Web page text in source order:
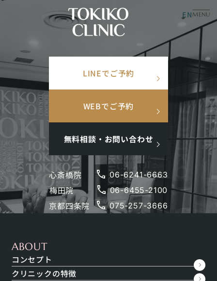
キ
プ
美容皮膚科× 美容内科 ENMENU
LINEでご予約
WEBでご予約
無料相談・お問い合わせ
心斎橋院 phone 06-6241-6663
梅田院 phone 06-6455-2100
京都四条院 phone 075-257-3666
ABOUT
コンセプト
クリニックの特徴
検索ワード
索
search
人気ワード
#美肌 #インナーケア#アンチエイジング#点滴
#ホルモン補充 #メンズ肌 #ニキビ跡
閉じる
美容コラム
美容の専門家であるトキコクリニックのドクターが発
信するコラムです。
さまざまな美容のお悩みに対する知識や美容医療の最
新情報などをお届けします。
キーワードから探す